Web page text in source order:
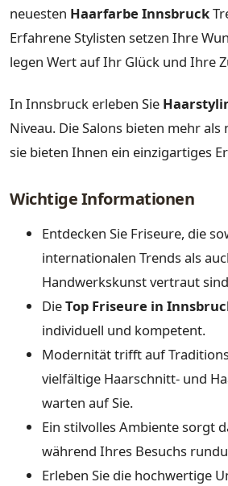
neuesten Haarfarbe Innsbruck
Erfahrene Stylisten setzen Ihre
legen Wert auf Ihr Glück und Ihre
In Innsbruck erleben Sie
Niveau. Die Salons bieten mehr als
sie bieten Ihnen ein einzigartiges
Wichtige Informationen
Entdecken Sie Friseure, die
internationalen Trends als
Handwerkskunst vertraut
DieTop Friseure in
individuell und kompetent.
Modernität trifft auf
vielfältige Haarschnitt- und
warten auf Sie.
Ein stilvolles Ambiente sorgt
während Ihres Besuchs
Erleben Sie die hochwertige